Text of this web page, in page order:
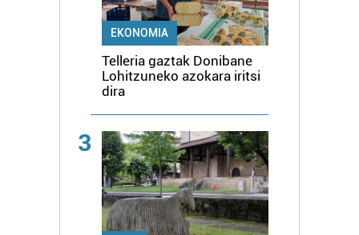
EKONOMIA
Telleria gaztak Donibane
Lohitzuneko azokara iritsi
dira
3